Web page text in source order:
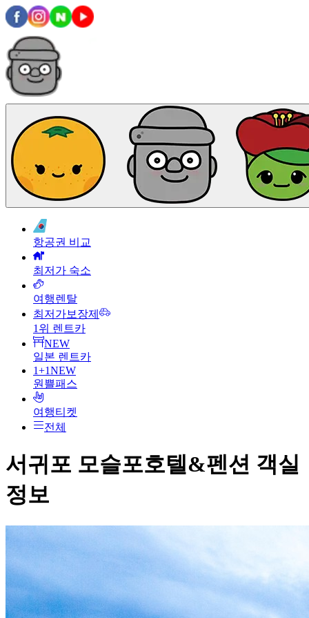
항공권 비교
최저가 숙소
여행렌탈
최저가보장제
1위 렌트카
NEW
일본 렌트카
1+1NEW
원쁠패스
여행티켓
전체
서귀포 모슬포호텔&펜션 객실
정보